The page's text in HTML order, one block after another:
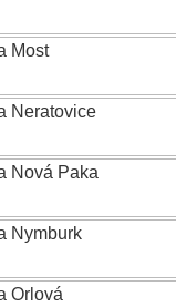
Most
Neratovice
Nová Paka
Nymburk
Orlová